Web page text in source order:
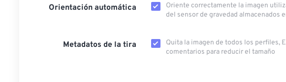
Orientación automática
Oriente correctamente la imagen
del sensor de gravedad almacenados
Metadatos de la tira
Quita la imagen de todos los perfiles,
comentarios para reducir el tamaño